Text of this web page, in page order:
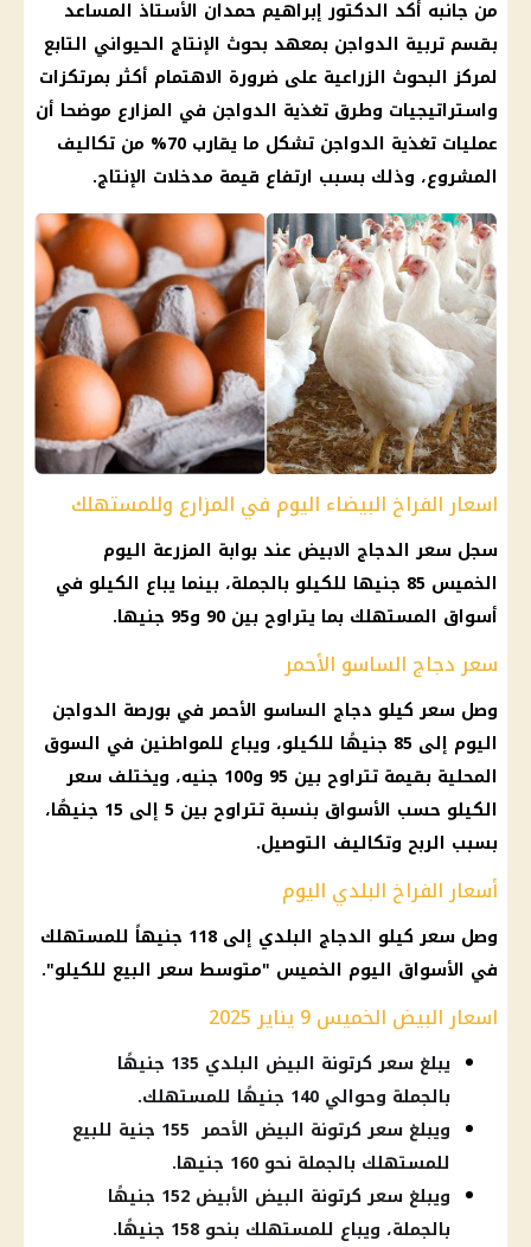
من جانبه أكد الدكتور إبراهيم حمدان الأستاذ المساعد
بقسم تربية الدواجن بمعهد بحوث الإنتاج الحيواني التابع
لمركز البحوث الزراعية على ضرورة الاهتمام أكثر بمرتكزات
واستراتيجيات وطرق تغذية الدواجن في المزارع موضحا أن
عمليات تغذية الدواجن
تشكل ما يقارب 70% من تكاليف
المشروع، وذلك بسبب ارتفاع قيمة مدخلات الإنتاج.
اسعار الفراخ البيضاء اليوم في المزارع وللمستهلك
سجل سعر الدجاج الابيض عند بوابة المزرعة اليوم
الخميس 85 جنيها للكيلو بالجملة، بينما يباع الكيلو في
أسواق المستهلك بما يتراوح بين 90 و95 جنيها.
سعر دجاج الساسو الأحمر
وصل سعر كيلو دجاج الساسو الأحمر في بورصة الدواجن
اليوم
إلى 85 جنيهًا للكيلو، ويباع للمواطنين في السوق
المحلية بقيمة تتراوح بين 95 و100 جنيه، ويختلف سعر
الكيلو حسب الأسواق بنسبة تتراوح بين 5 إلى 15 جنيهًا،
بسبب الربح وتكاليف التوصيل.
أسعار الفراخ البلدي اليوم
وصل سعر كيلو الدجاج البلدي إلى 118 جنيهاً للمستهلك
في الأسواق اليوم الخميس "متوسط ​​سعر البيع للكيلو".
اسعار البيض الخميس 9 يناير 2025
يبلغ سعر كرتونة البيض البلدي 135 جنيهًا
بالجملة وحوالي 140 جنيهًا للمستهلك.
ويبلغ سعر كرتونة البيض الأحمر 155 جنية للبيع
للمستهلك بالجملة نحو 160 جنيها.
ويبلغ سعر كرتونة البيض الأبيض 152 جنيهًا
بالجملة، ويباع للمستهلك بنحو 158 جنيهًا.